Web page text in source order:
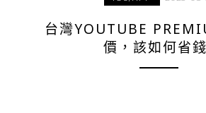
台灣YOUTUBE
價，該如何省